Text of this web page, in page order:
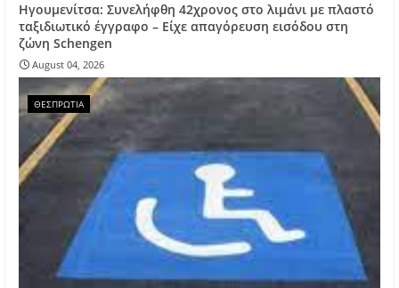
Ηγουμενίτσα: Συνελήφθη 42χρονος στο λιμάνι με πλαστό
ταξιδιωτικό έγγραφο – Είχε απαγόρευση εισόδου στη
ζώνη Schengen
August 04, 2026
ΘΕΣΠΡΩΤΙΑ